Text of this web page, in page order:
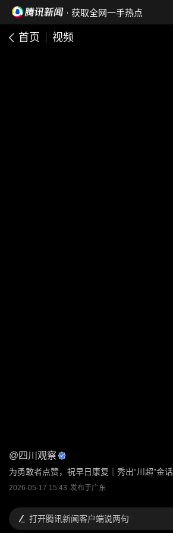
· 获取全网一手热点
首页 视频
@四川观察
为勇敢者点赞，祝早日康复｜秀出“川超”金
2026-05-17 15:43 发布于广东
打开腾讯新闻客户端说两句